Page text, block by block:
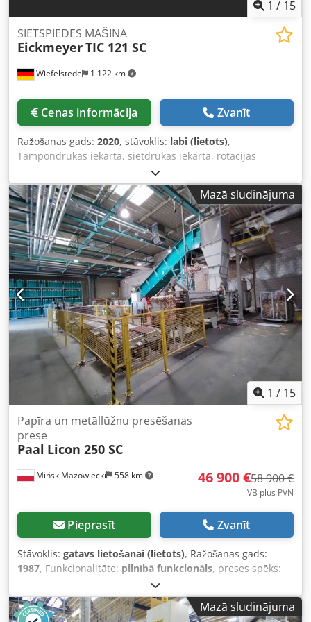
1 / 15
Wiefelstede 1 122 km
SIETSPIEDES MAŠĪNA
EickmeyerTIC 121 SC
Cenas informācija Zvanīt
Ražošanas gads: 2020, stāvoklis: labi (lietots),
Tampondrukas iekārta, sietdrukas iekārta, rotācijas
drukāšanas iekārta, tampondrukas iekārta -Ražotājs:
Eickmeyer, sietdrukas iekārta, tampondrukas iekārta -Tips:
TIC 121 SC -Spriegums: 230 V -Darba virsmas izmērs: 180 x
100 mm -Izvirzījums: 165 mm Codpfx Aex Ei Twsh Herf -
Vadība: ar kāju pedāli -Daudzums: ir 3 tampondrukas
iekārtas -Cena: par vienību -Transportēšanas izmēri:
670/400/H530 mm -Svars: 50 kg/vienība
Mazā sludinājuma
1 / 15
Mińsk Mazowiecki 558 km
Papīra un metāllūžņu presēšanas
prese
Paal Licon 250 SC
46 900 €58 900 €
VB plus PVN
Pieprasīt Zvanīt
Stāvoklis: gatavs lietošanai (lietots), Ražošanas gads:
1987, Funkcionalitāte: pilnībā funkcionāls, preses spēks:
700 kg, ievades strāvas veids:
trīsfāzu, kopējais platums:220 mm, kopējais augstums:
240 mm, kopējais svars:23 000 kg , kopējais garums:1 142
Mazā sludinājuma